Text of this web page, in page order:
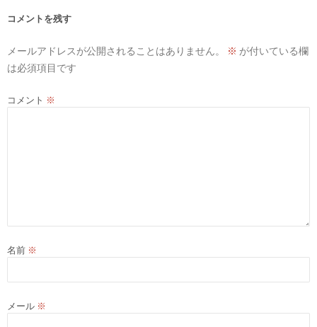
シ
ン
コメントを残す
メールアドレスが公開されることはありません。 ※ が付いている欄
は必須項目です
コメント ※
名前 ※
メール ※